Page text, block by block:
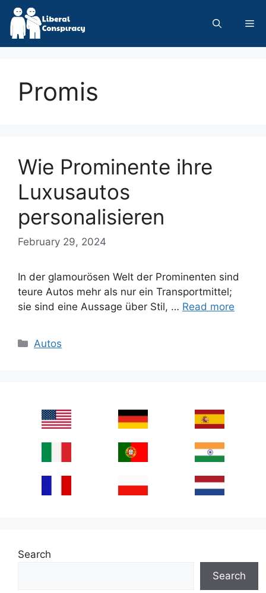
Skip
content
Promis
Wie Prominente ihre
Luxusautos
personalisieren
February 29, 2024
In der glamourösen Welt der Prominenten sind
teure Autos mehr als nur ein Transportmittel;
sie sind eine Aussage über Stil, … Read more
Categories
Autos
Search
Search